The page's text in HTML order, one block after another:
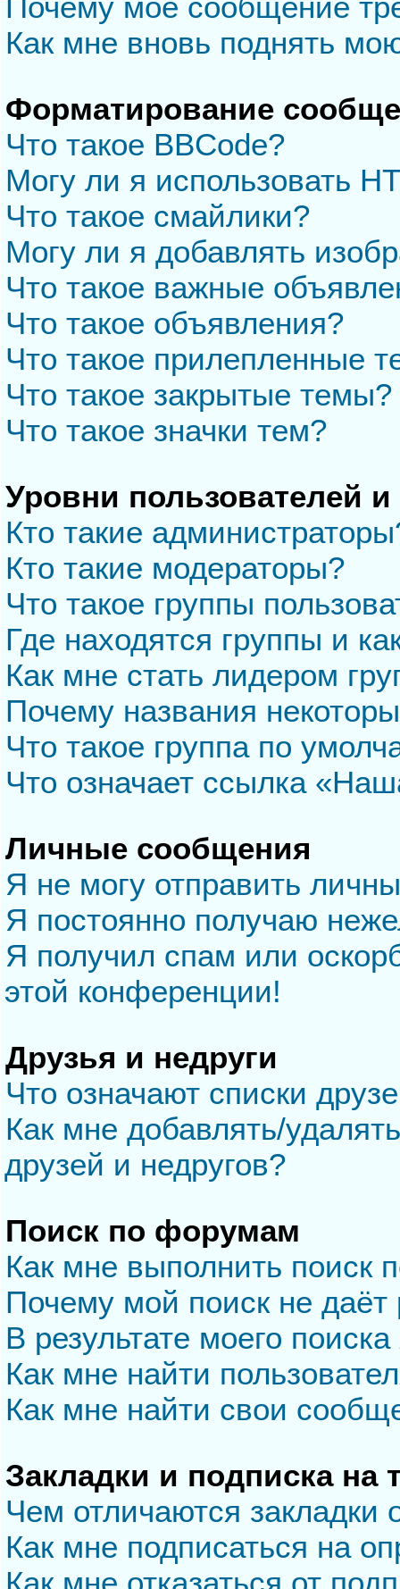
Как мне вновь поднять
Форматирование
Что такое BBCode?
Могу ли я использовать
Что такое смайлики?
Могу ли я добавлять
Что такое важные
Что такое объявления?
Что такое прилепленные
Что такое закрытые темы?
Что такое значки тем?
Уровни пользователей
Кто такие
Кто такие модераторы?
Что такое группы
Где находятся группы и
Как мне стать лидером
Почему названия
Что такое группа по
Что означает ссылка
Личные сообщения
Я не могу отправить
Я постоянно получаю
Я получил спам или
этой конференции!
Друзья и недруги
Что означают списки
Как мне добавлять/
друзей и недругов?
Поиск по форумам
Как мне выполнить
Почему мой поиск не даёт
В результате моего
Как мне найти
Как мне найти свои
Закладки и подписка на
Чем отличаются закладки
Как мне подписаться на